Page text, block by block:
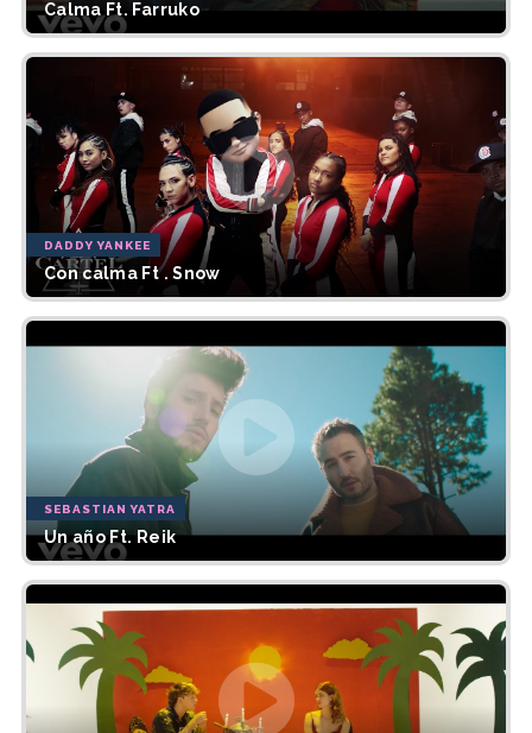
Calma Ft. Farruko
DADDY YANKEE
Con calma Ft . Snow
SEBASTIAN YATRA
Un año Ft. Reik